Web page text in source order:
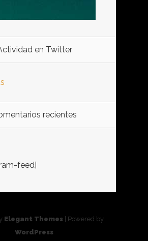
en Twitter
recientes
feed]
Elegant Themes | Powered by
WordPress